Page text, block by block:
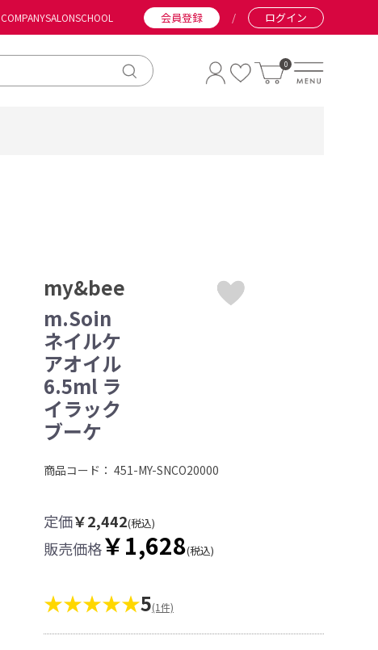
COMPANYSALONSCHOOL 会員登録 / ログイン
0
my&bee
m.Soin
ネイルケ
アオイル
6.5ml ラ
イラック
ブーケ
商品コード： 451-MY-SNCO20000
定価￥2,442(税込)
販売価格￥1,628(税込)
★★★★★5(1件)